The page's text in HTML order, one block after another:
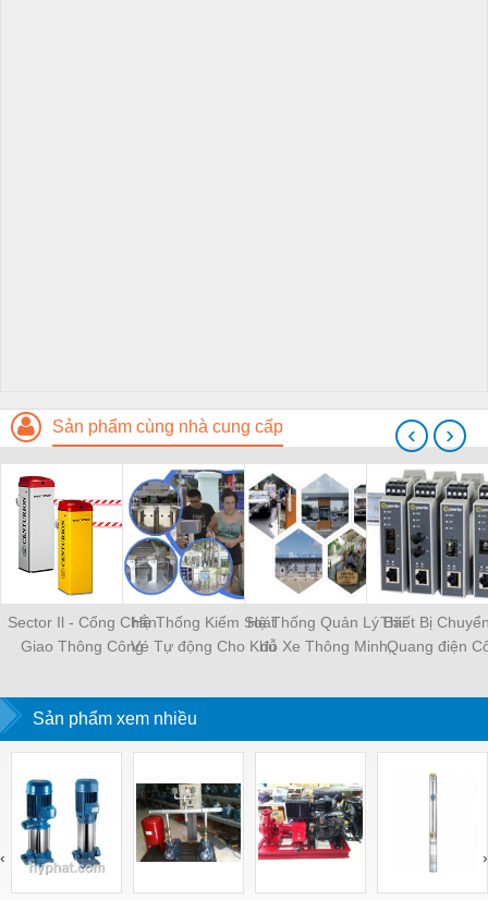
Sản phẩm cùng nhà cung cấp
Sector Il - Cổng Chắn
Giao Thông Công
Hệ Thống Kiểm Soát
Vé Tự động Cho Khu
Trí
Hệ Thống Quản Lý Bãi
đỗ Xe Thông Minh,
Thiết Bị
Quang điện
‹ ›
Sản phẩm xem nhiều
‹ ›